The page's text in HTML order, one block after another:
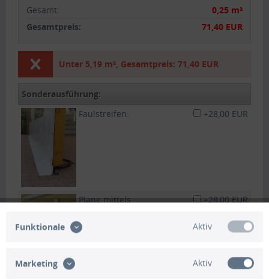
Gesamt:
0,25 m²
Gesamtpreis:
71,40 EUR
Unter 5,19 m², Gesamtpreis: 71,40 EUR
Sonderausführung:
Faulstreifen:
+28,00 EUR
Plane mittels
aufrollen :
+28,00 EUR
Funktionale Aktiv
Marketing Aktiv